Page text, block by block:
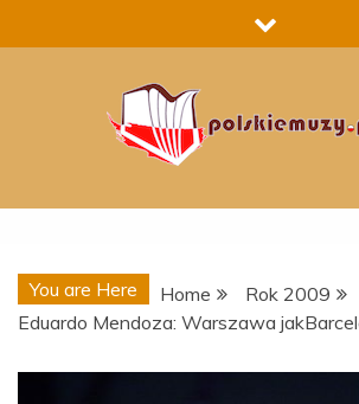
to
You are Here Home
Rok 2009
Eduardo Mendoza: Warszawa